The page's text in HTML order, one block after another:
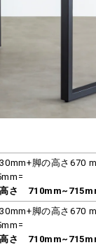
脚の高さ670
高さ
脚の高さ670
高さ